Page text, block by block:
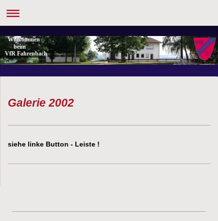
Willkommen
beim
VfR Fahrenbach
Galerie 2002
siehe linke Button - Leiste !